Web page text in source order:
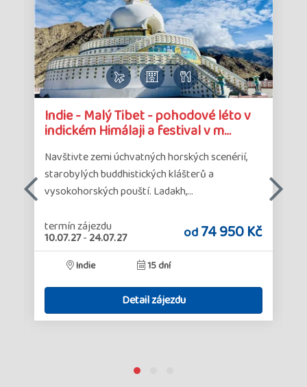
Indie - Malý Tibet - pohodové léto v
indickém Himálaji a festival v m…
Navštivte zemi úchvatných horských scenérií,
starobylých buddhistických klášterů a
vysokohorských pouští. Ladakh,…
termín zájezdu
10.07.27-24.07.27 od74 950 Kč
Indie 15 dní
Detail zájezdu
zájezdu